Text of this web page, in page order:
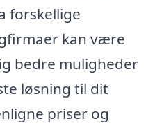
forskellige
kan være
bedre muligheder
løsning til dit
priser og